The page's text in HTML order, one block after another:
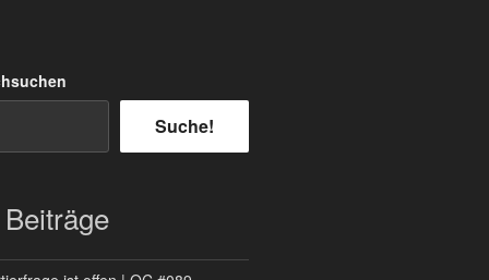
Suche!